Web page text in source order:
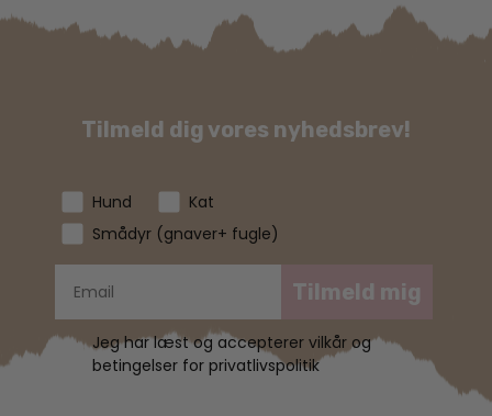
Tilmeld dig vores nyhedsbrev!
Hund
Kat
Smådyr (gnaver+ fugle)
Tilmeld mig
Jeg har læst og accepterer vilkår og
betingelser for privatlivspolitik